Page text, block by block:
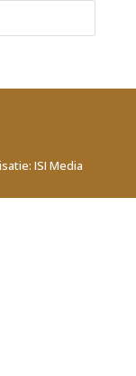
ISI Media